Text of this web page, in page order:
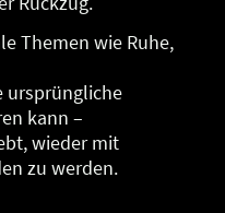
Themen wie Ruhe,
ursprüngliche
kann –
wieder mit
zu werden.